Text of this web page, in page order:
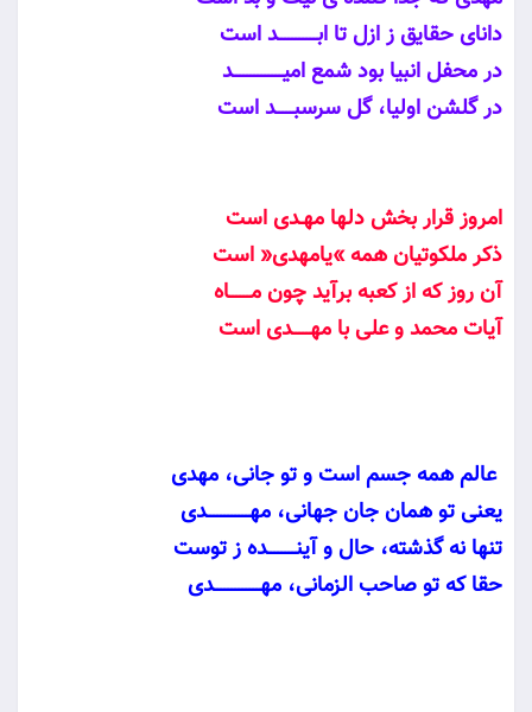
داناى حقايق ز ازل تا ابـــــــــــد است
در محفل انبيا بود شمع اميــــــــــــــد
در گلشن اوليا، گل سرسبـــــد است
امروز قرار بخش دل‏ها مهـدى است
ذكر ملكوتيان همه »يامهدى« است
آن روز كه از كعبه برآيد چون مــــــاه
آيات محمد و على با مهـــــدى است
عالم همه جسم است و تو جانى، مهدى
يعنى تو همان جان جهانى، مهــــــــــــدى
تنها نه گذشته، حال و آينــــــــده ز توست
حقا كه تو صاحب الزمانى، مهـــــــــــــدى